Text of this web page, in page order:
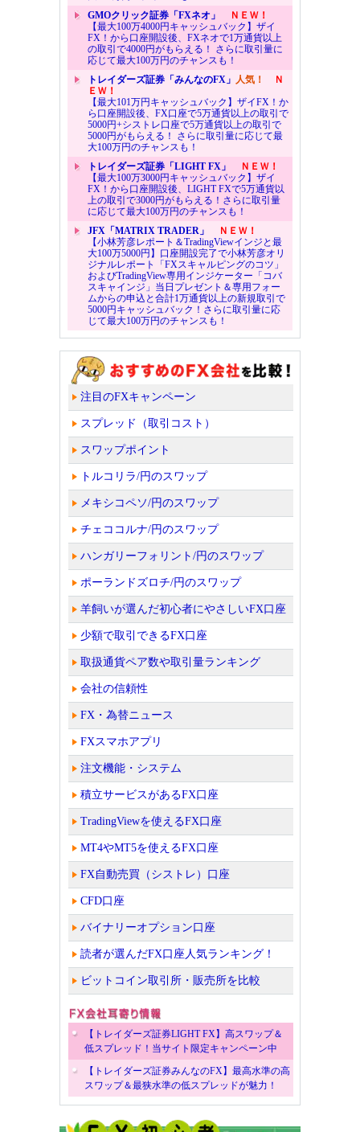
GMOクリック証券「FXネオ」
ＮＥＷ！
【最大100万4000円キャッシュバック】ザイ
FX！から口座開設後、FXネオで1万通貨以上
の取引で4000円がもらえる！ さらに取引量に
応じて最大100万円のチャンスも！
トレイダーズ証券「みんなのFX」 人気！
Ｎ
ＥＷ！
【最大101万円キャッシュバック】ザイFX！か
ら口座開設後、FX口座で5万通貨以上の取引で
5000円+シストレ口座で5万通貨以上の取引で
5000円がもらえる！ さらに取引量に応じて最
大100万円のチャンスも！
トレイダーズ証券「LIGHT FX」
ＮＥＷ！
【最大100万3000円キャッシュバック】ザイ
FX！から口座開設後、LIGHT FXで5万通貨以
上の取引で3000円がもらえる！さらに取引量
に応じて最大100万円のチャンスも！
JFX「MATRIX TRADER」
ＮＥＷ！
【小林芳彦レポート＆TradingViewインジと最
大100万5000円】口座開設完了で小林芳彦オリ
ジナルレポート「FXスキャルピングのコツ」
およびTradingView専用インジケーター「コバ
スキャインジ」当日プレゼント＆専用フォー
ムからの申込と合計1万通貨以上の新規取引で
5000円キャッシュバック！さらに取引量に応
じて最大100万円のチャンスも！
注目のFXキャンペーン
スプレッド（取引コスト）
スワップポイント
トルコリラ/円のスワップ
メキシコペソ/円のスワップ
チェココルナ/円のスワップ
ハンガリーフォリント/円のスワップ
ポーランドズロチ/円のスワップ
羊飼いが選んだ初心者にやさしいFX口座
少額で取引できるFX口座
取扱通貨ペア数や取引量ランキング
会社の信頼性
FX・為替ニュース
FXスマホアプリ
注文機能・システム
積立サービスがあるFX口座
TradingViewを使えるFX口座
MT4やMT5を使えるFX口座
FX自動売買（シストレ）口座
CFD口座
バイナリーオプション口座
読者が選んだFX口座人気ランキング！
ビットコイン取引所・販売所を比較
【トレイダーズ証券LIGHT FX】高スワップ＆
低スプレッド！当サイト限定キャンペーン中
【トレイダーズ証券みんなのFX】最高水準の高
スワップ＆最狭水準の低スプレッドが魅力！